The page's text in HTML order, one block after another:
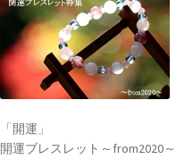
「開運」
開運ブレスレット～from2020～